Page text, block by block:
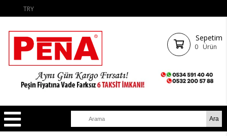
TRY
Sepetim
0 Ürün